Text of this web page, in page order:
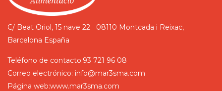
C/ Beat Oriol, 15 nave 22
08110 Montcada i Reixac,
Barcelona España
Teléfono de contacto:93 721 96 08
Correo electrónico: info@mar3sma.com
Página web:www.mar3sma.com